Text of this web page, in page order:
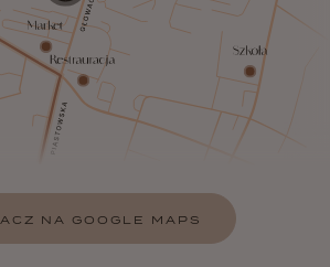
NA GOOGLE MAPS